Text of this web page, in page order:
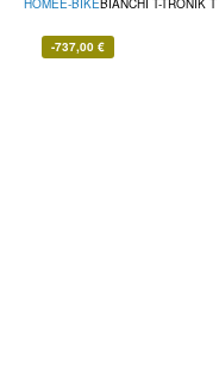
HOMEE-BIKEBIANCHI T-TRONIK
-737,00 €